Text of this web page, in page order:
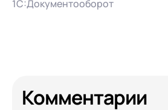
1С:Документооборот
Комментарии